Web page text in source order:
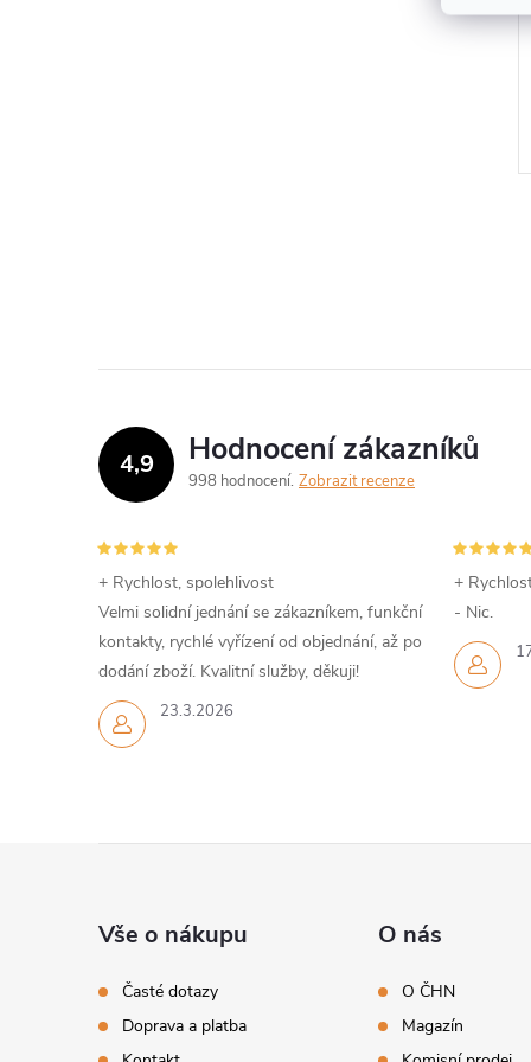
4,9 Hodnocení zákazníků
998 hodnocení Zobrazit recenze
23.3.2026
+ Rychlost, spolehlivost
Velmi solidní jednání se zákazníkem, funkční
kontakty, rychlé vyřízení od objednání, až po
dodání zboží. Kvalitní služby, děkuji!
+
- Nic.
Vše o nákupu
Časté dotazy
Doprava a platba
O nás
O ČHN
Magazín